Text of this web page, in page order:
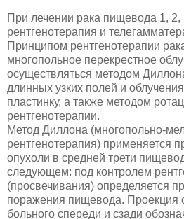
При лечении рака пищевода 1, 2,
рентгенотерапия и
Принципом рентгенотерапии
много­польное перекрестное
осуществляться методом
длинных узких полей и
пластинку, а также методом
рентгенотерапии.
Метод Диллона (многопольно-
рентгенотерапия) применяется
опухоли в средней трети
следующем: под контролем
(просвечивания) определяется
поражения пи­щевода. Проекция
больного спереди и сзади